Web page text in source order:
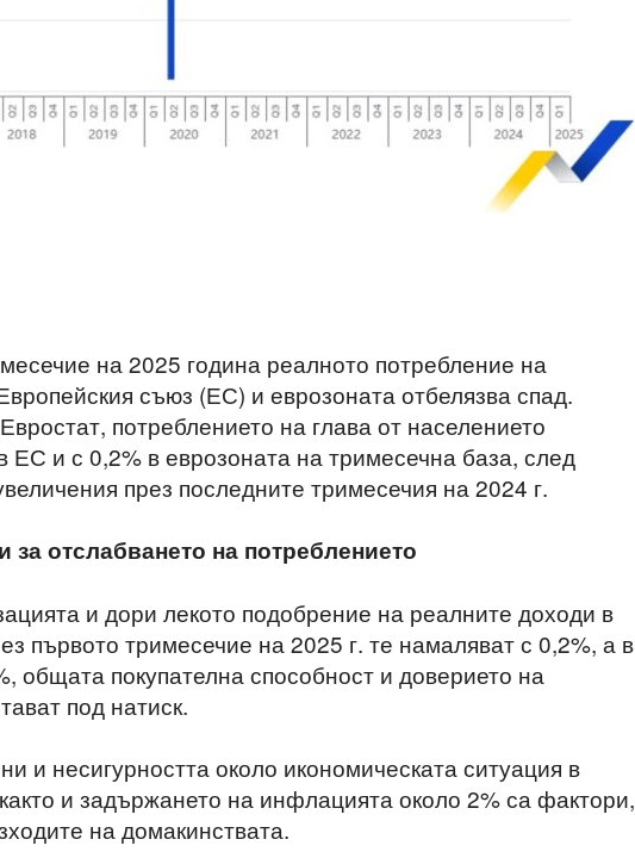
на 2025 година реалното потребление на
съюз (ЕС) и еврозоната отбелязва спад.
потреблението на глава от населението
ЕС и с 0,2% в еврозоната на тримесечна база, след
през последните тримесечия на 2024 г.
отслабването на потреблението
и дори лекото подобрение на реалните доходи в
първото тримесечие на 2025 г. те намаляват с 0,2%, а в
общата покупателна способност и доверието на
под натиск.
и несигурността около икономическата ситуация в
и задържането на инфлацията около 2% са фактори,
на домакинствата.